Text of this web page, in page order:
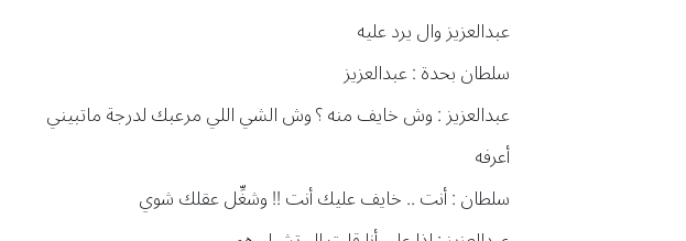
عبدالعزيز وال يرد عليه
سلطان بحدة : عبدالعزيز
عبدالعزيز : وش خايف منه ؟ وش الشي اللي مرعبك لدرجة ماتبيني
أعرفه
سلطان : أنت .. خايف عليك أنت !! وشغِّل عقلك شوي